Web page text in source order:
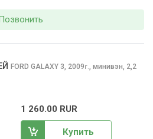
FORD GALAXY 3, 2009г., минивэн, 2,2
1 260.00 RUR
Купить